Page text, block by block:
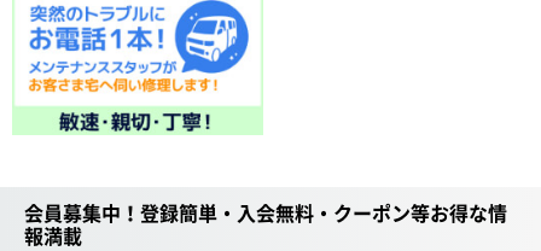
会員募集中！登録簡単・入会無料・クーポン等お得な情
報満載